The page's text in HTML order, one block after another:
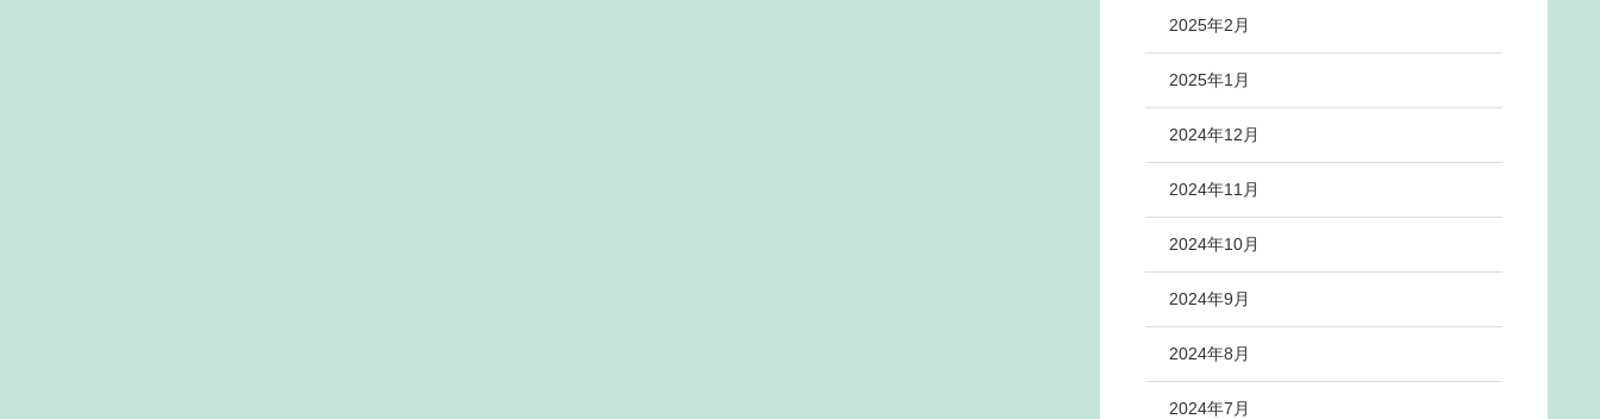
2025年2月
2025年1月
2024年12月
2024年11月
2024年10月
2024年9月
2024年8月
2024年7月